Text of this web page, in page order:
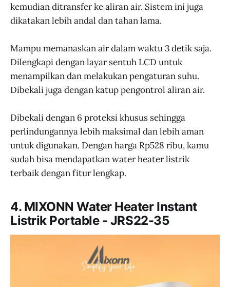
kemudian ditransfer ke aliran air. Sistem ini juga
dikatakan lebih andal dan tahan lama.
Mampu memanaskan air dalam waktu 3 detik saja.
Dilengkapi dengan layar sentuh LCD untuk
menampilkan dan melakukan pengaturan suhu.
Dibekali juga dengan katup pengontrol aliran air.
Dibekali dengan 6 proteksi khusus sehingga
perlindungannya lebih maksimal dan lebih aman
untuk digunakan. Dengan harga Rp528 ribu, kamu
sudah bisa mendapatkan water heater listrik
terbaik dengan fitur lengkap.
4. MIXONN Water Heater Instant
Listrik Portable - JRS22-35